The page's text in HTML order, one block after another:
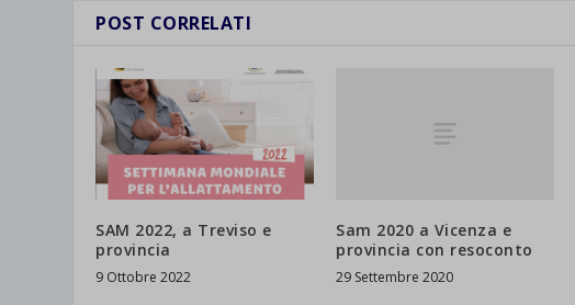
POST CORRELATI
SAM 2022, a Treviso e
provincia
9 Ottobre 2022
Sam 2020 a Vicenza e
provincia con resoconto
29 Settembre 2020